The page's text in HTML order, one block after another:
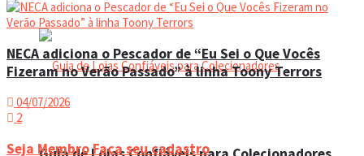
NECA adiciona o Pescador de “Eu Sei o Que Vocês
Fizeram no Verão Passado” à linha Toony Terrors
04/07/2026
2
Seja MembroFaça seu cadastro